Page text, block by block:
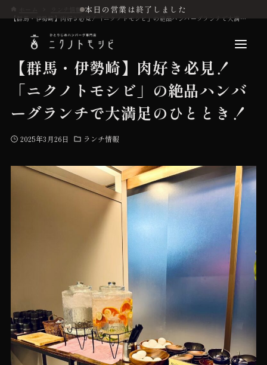
本日の営業は終了しました
こだわり
お品書き
初めての方へ
ランチ情報
【群馬・伊勢崎】肉好き必見！「ニクノトモシビ」の絶品ハンバーグランチで大満足のひととき！
【群馬・伊勢崎】肉好き必見！
「ニクノトモシビ」の絶品ハンバ
ーグランチで大満足のひととき！
2025年3月26日 ランチ情報